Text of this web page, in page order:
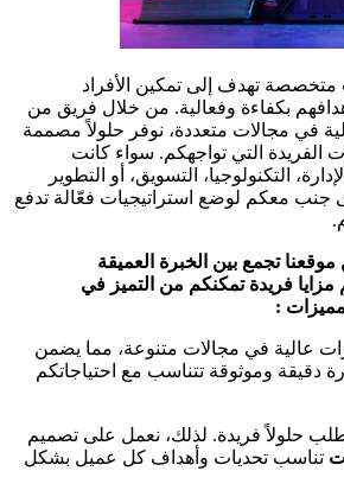
متخصصة تهدف إلى تمكين الأفراد
بكفاءة وفعالية. من خلال فريق من
في مجالات متعددة، نوفر حلولاً مصممة
الفريدة التي تواجهكم. سواء كانت
التكنولوجيا، التسويق، أو التطوير
جنب معكم لوضع استراتيجيات فعّالة تدفع
تجمع بين الخبرة العميقة
فريدة تمكنكم من التميز في
:
عالية في مجالات متنوعة، مما يضمن
وموثوقة تتناسب مع احتياجاتكم
حلولاً فريدة. لذلك، نعمل على تصميم
تناسب تحديات وأهداف كل عميل بشكل